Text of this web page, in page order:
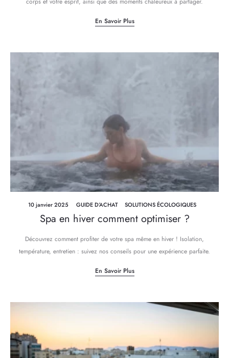
En Savoir Plus
10 janvier 2025 GUIDE D’ACHAT SOLUTIONS ÉCOLOGIQUES
Spa en hiver comment optimiser ?
Découvrez comment profiter de votre spa même en hiver ! Isolation,
température, entretien : suivez nos conseils pour une expérience parfaite.
En Savoir Plus